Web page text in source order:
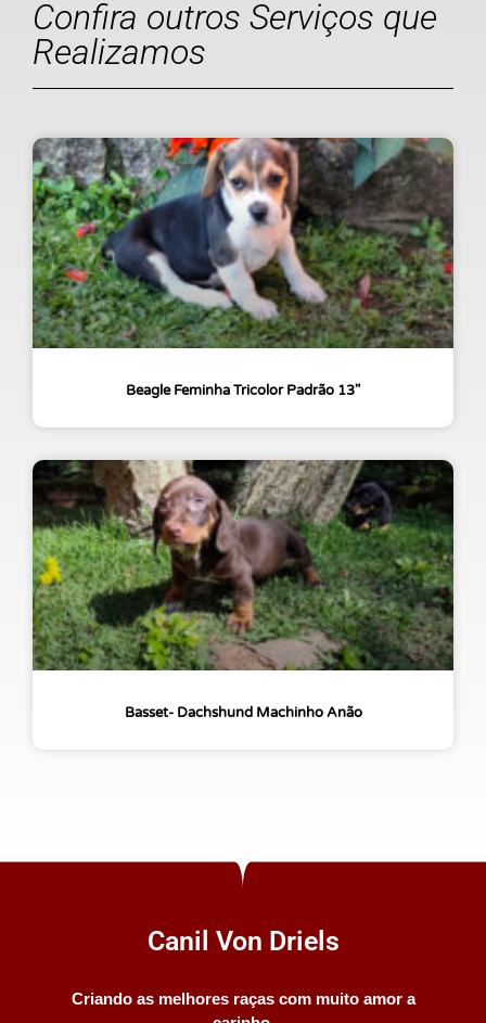
Confira outros Serviços que
Realizamos
Beagle Feminha Tricolor Padrão 13″
Basset- Dachshund Machinho Anão
Canil Von Driels
Criando as melhores raças com muito amor a